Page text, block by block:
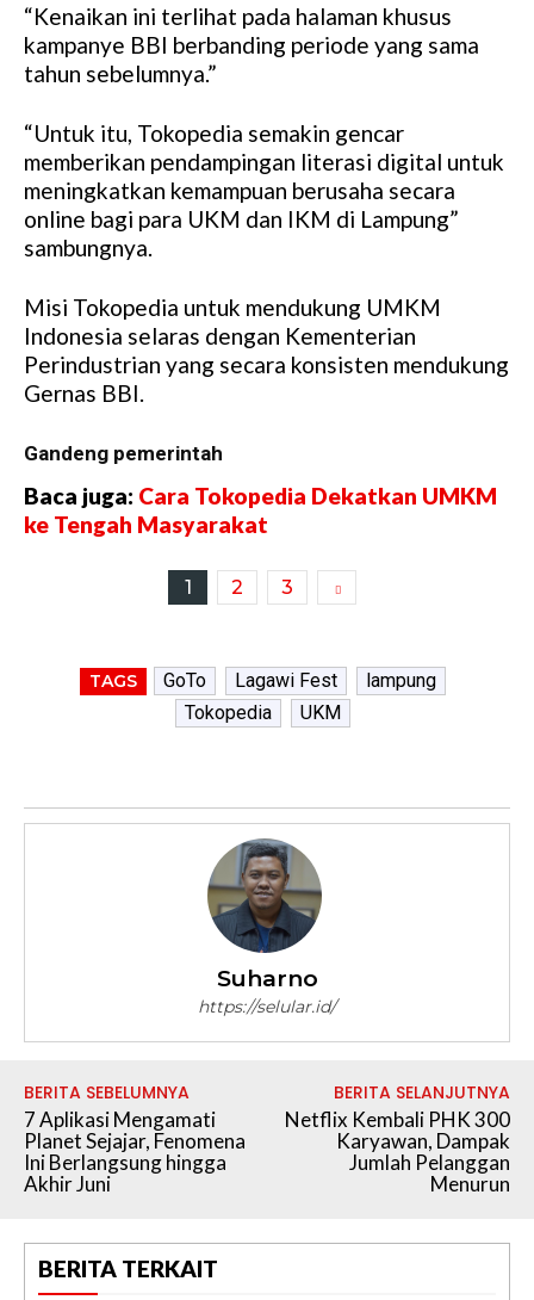
“Kenaikan ini terlihat pada halaman khusus
kampanye BBI berbanding periode yang sama
tahun sebelumnya.”
“Untuk itu, Tokopedia semakin gencar
memberikan pendampingan literasi digital untuk
meningkatkan kemampuan berusaha secara
online bagi para UKM dan IKM di Lampung”
sambungnya.
Misi Tokopedia untuk mendukung UMKM
Indonesia selaras dengan Kementerian
Perindustrian yang secara konsisten mendukung
Gernas BBI.
Gandeng pemerintah
Baca juga: Cara Tokopedia Dekatkan UMKM
ke Tengah Masyarakat
1 2 3
TAGS GoTo Lagawi Fest
lampung
Tokopedia
UKM
Suharno
https://selular.id/
BERITA SEBELUMNYA
7 Aplikasi Mengamati
Planet Sejajar, Fenomena
Ini Berlangsung hingga
Akhir Juni
BERITA SELANJUTNYA
Netflix Kembali PHK 300
Karyawan, Dampak
Jumlah Pelanggan
Menurun
BERITA TERKAIT